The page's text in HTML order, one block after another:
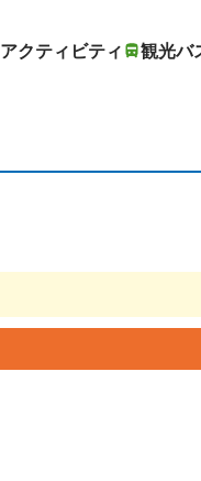
アクティビティ 観光バ